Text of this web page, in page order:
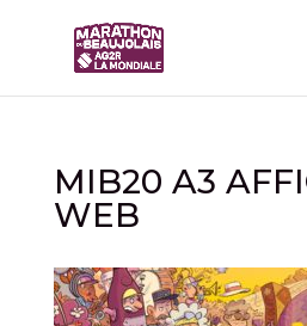
MIB20 A3
WEB